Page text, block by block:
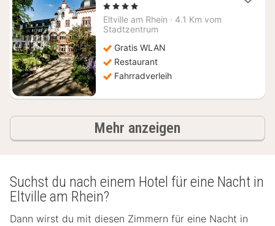
1
Nacht
ab
€
, 4 Sterne
Eltville am Rhein · 4.1 Km vom
Stadtzentrum
Gratis WLAN
Restaurant
Fahrradverleih
Mehr anzeigen
Suchst du nach einem Hotel für eine Nacht in
Eltville am Rhein?
Dann wirst du mit diesen Zimmern für eine Nacht in